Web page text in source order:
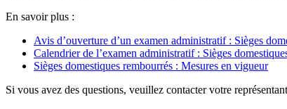
En savoir plus :
Avis d’ouverture d’un examen administratif : Sièges
Calendrier de l’examen administratif : Sièges
Sièges domestiques rembourrés : Mesures en vigueur
Si vous avez des questions, veuillez contacter votre